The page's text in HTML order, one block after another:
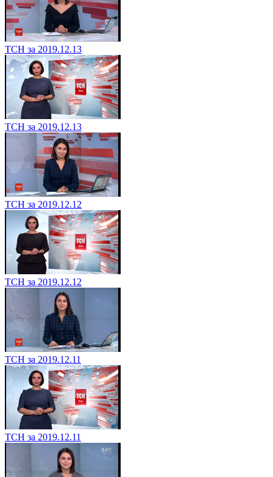
ТСН за 2019.12.13
ТСН за 2019.12.13
ТСН за 2019.12.12
ТСН за 2019.12.12
ТСН за 2019.12.11
ТСН за 2019.12.11